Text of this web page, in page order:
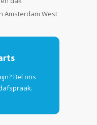
Amsterdam West
Bel ons